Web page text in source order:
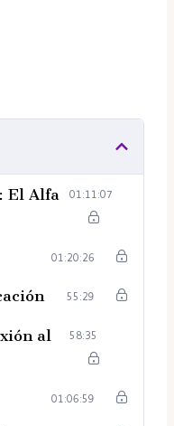
El Alfa
01:11:07
01:20:26
55:29
al
58:35
01:06:59